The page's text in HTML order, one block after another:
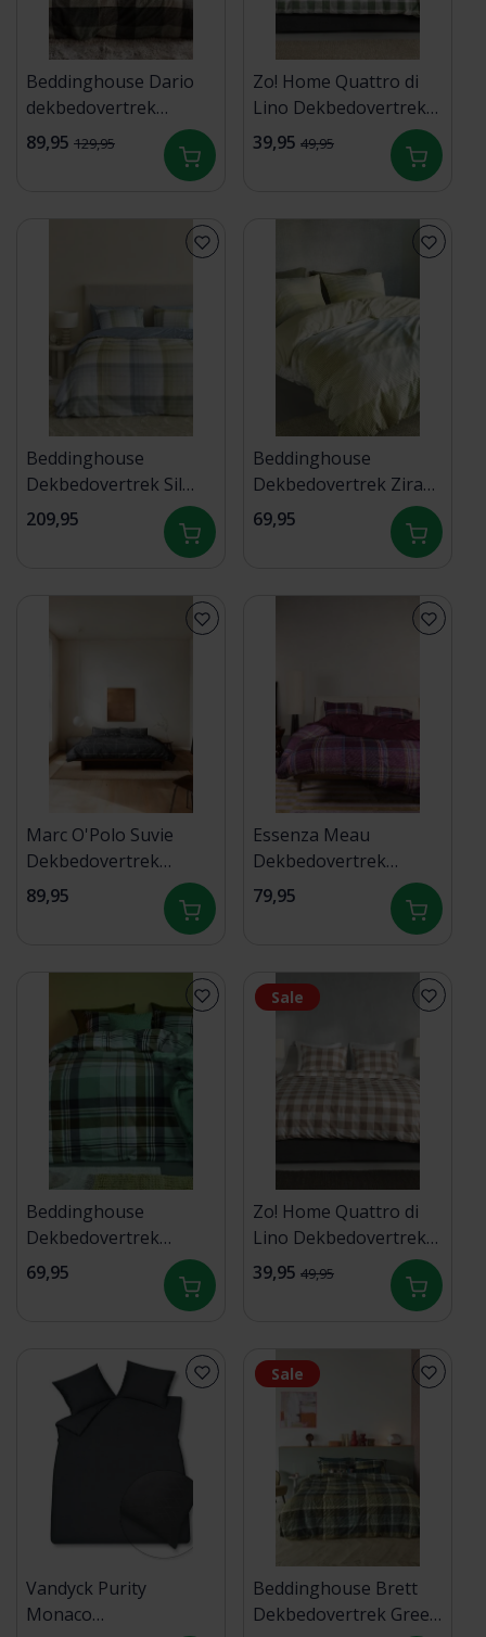
Beddinghouse Dario
dekbedovertrek
200x200/220 Groen
89,95 129,95
Zo! Home Quattro di
Lino Dekbedovertrek
140x200/220 Moss
39,95 49,95
Beddinghouse
Dekbedovertrek Sil
Blauw Groen
209,95
Beddinghouse
Dekbedovertrek Zira
Groen 140x200/220 cm
69,95
Marc O'Polo Suvie
Dekbedovertrek
140x200/220
89,95
Essenza Meau
Dekbedovertrek
140x200/220 Mauve
79,95
Beddinghouse
Dekbedovertrek
Vernon Groen
69,95
Sale
Zo! Home Quattro di
Lino Dekbedovertrek
140x200/220 Sandy
39,95 49,95
Vandyck Purity
Monaco
Sale
Beddinghouse Brett
Dekbedovertrek Green